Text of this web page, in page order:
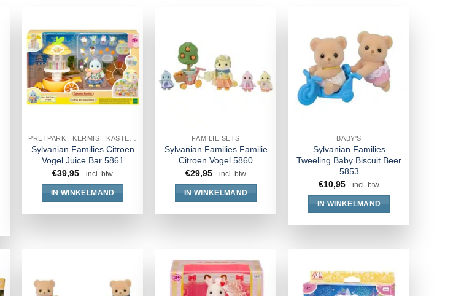
PRETPARK | KERMIS | KASTEEL
Sylvanian Families Citroen
Vogel Juice Bar 5861
€39,95 - incl. btw
IN WINKELMAND
FAMILIE SETS
Sylvanian Families Familie
Citroen Vogel 5860
€29,95 - incl. btw
IN WINKELMAND
BABY'S
Sylvanian Families
Tweeling Baby Biscuit Beer
5853
€10,95 - incl. btw
IN WINKELMAND